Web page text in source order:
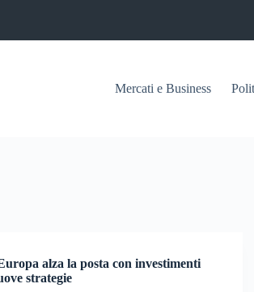
Mercati e Business
alza la posta con investimenti
strategie